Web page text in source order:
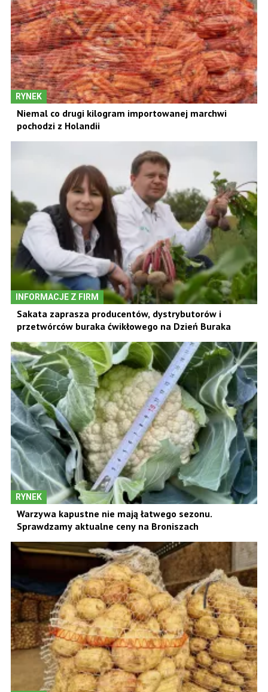
RYNEK
Niemal co drugi kilogram importowanej marchwi
pochodzi z Holandii
INFORMACJE Z FIRM
Sakata zaprasza producentów, dystrybutorów i
przetwórców buraka ćwikłowego na Dzień Buraka
RYNEK
Warzywa kapustne nie mają łatwego sezonu.
Sprawdzamy aktualne ceny na Broniszach